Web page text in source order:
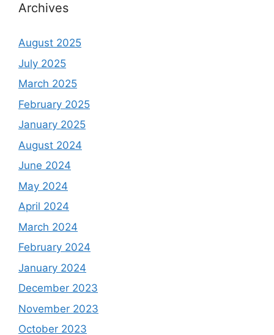
Archives
August 2025
July 2025
March 2025
February 2025
January 2025
August 2024
June 2024
May 2024
April 2024
March 2024
February 2024
January 2024
December 2023
November 2023
October 2023